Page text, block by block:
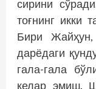
сирини
тоғнинг икки
Бири
дарёдаги
гала-гала
келар эмиш.